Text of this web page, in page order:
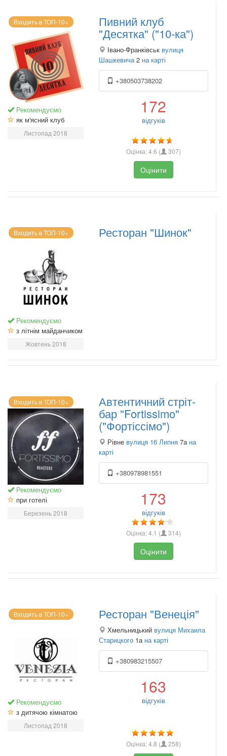
Входить в ТОП-10+
Рекомендуємо
як м'ясний клуб
Листопад 2018
Пивний клуб
"Десятка" ("10-ка")
Івано-Франківськ вулиця
Шашкевича2 на карті
+380503738202
172
відгуків
Оцінка:4.6 ( 307)
Оцінити
Входить в ТОП-10+
Рекомендуємо
з літнім майданчиком
Жовтень 2018
Ресторан "Шинок"
Входить в ТОП-10+
Рекомендуємо
при готелі
Березень 2018
Автентичний стріт-
бар "Fortissimo"
("Фортіссімо")
Рівне вулиця 16 Липня 7а на
карті
+380978981551
173
відгуків
Оцінка:4.1 ( 314)
Оцінити
Входить в ТОП-10+
Рекомендуємо
з дитячою кімнатою
Листопад 2018
Ресторан "Венеція"
Хмельницький вулиця Михаила
Старицкого 1а на карті
+380983215507
163
відгуків
Оцінка:4.8 ( 258)